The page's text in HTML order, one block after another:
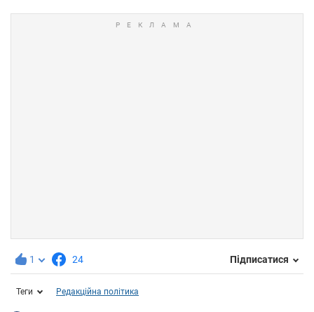
1 24 Підписатися
Теги Редакційна політика